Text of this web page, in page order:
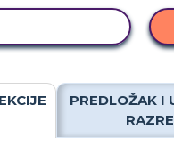
PREDLOŽAK I